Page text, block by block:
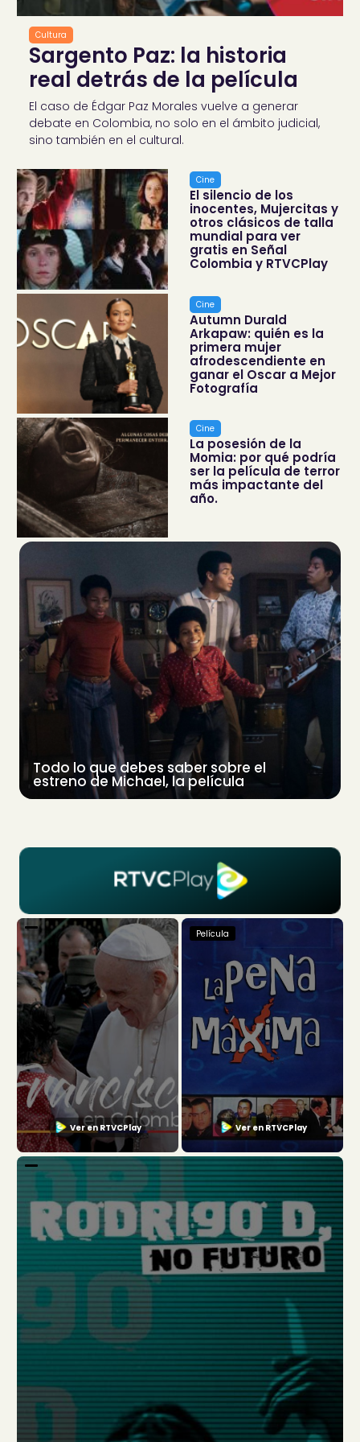
Cultura
Sargento Paz: la historia
real detrás de la película
El caso de Édgar Paz Morales vuelve a generar
debate en Colombia, no solo en el ámbito judicial,
sino también en el cultural.
Cine
El silencio de los
inocentes, Mujercitas y
otros clásicos de talla
mundial para ver
gratis en Señal
Colombia y RTVCPlay
Cine
Autumn Durald
Arkapaw: quién es la
primera mujer
afrodescendiente en
ganar el Oscar a Mejor
Fotografía
Cine
La posesión de la
Momia: por qué podría
ser la película de terror
más impactante del
año.
Todo lo que debes saber sobre el
estreno de Michael, la película
Ver en RTVCPlay
Película
Ver en RTVCPlay